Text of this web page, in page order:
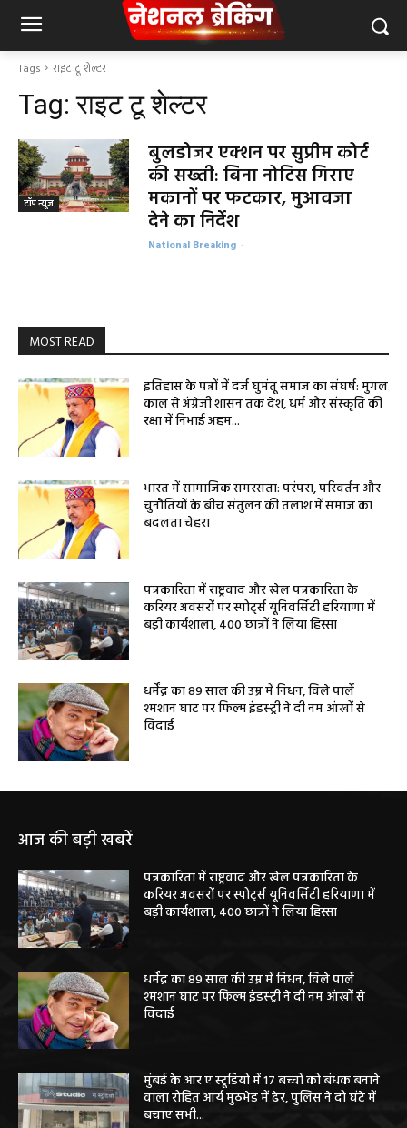
Tags राइट टू शेल्टर
Tag:राइट टू शेल्टर
टॉप न्यूज
बुलडोजर एक्शन पर सुप्रीम कोर्ट
की सख्ती: बिना नोटिस गिराए
मकानों पर फटकार, मुआवजा
देने का निर्देश
National Breaking -
MOST READ
इतिहास के पन्नों में दर्ज घुमंतू समाज का संघर्ष: मुगल
काल से अंग्रेजी शासन तक देश, धर्म और संस्कृति की
रक्षा में निभाई अहम...
भारत में सामाजिक समरसता: परंपरा, परिवर्तन और
चुनौतियों के बीच संतुलन की तलाश में समाज का
बदलता चेहरा
पत्रकारिता में राष्ट्रवाद और खेल पत्रकारिता के
करियर अवसरों पर स्पोर्ट्स यूनिवर्सिटी हरियाणा में
बड़ी कार्यशाला, 400 छात्रों ने लिया हिस्सा
धर्मेंद्र का 89 साल की उम्र में निधन, विले पार्ले
श्मशान घाट पर फिल्म इंडस्ट्री ने दी नम आंखों से
विदाई
आज की बड़ी खबरें
पत्रकारिता में राष्ट्रवाद और खेल पत्रकारिता के
करियर अवसरों पर स्पोर्ट्स यूनिवर्सिटी हरियाणा में
बड़ी कार्यशाला, 400 छात्रों ने लिया हिस्सा
धर्मेंद्र का 89 साल की उम्र में निधन, विले पार्ले
श्मशान घाट पर फिल्म इंडस्ट्री ने दी नम आंखों से
विदाई
मुंबई के आर ए स्टूडियो में 17 बच्चों को बंधक बनाने
वाला रोहित आर्य मुठभेड़ में ढेर, पुलिस ने दो घंटे में
बचाए सभी...